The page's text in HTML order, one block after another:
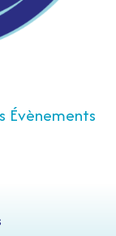
Évènements